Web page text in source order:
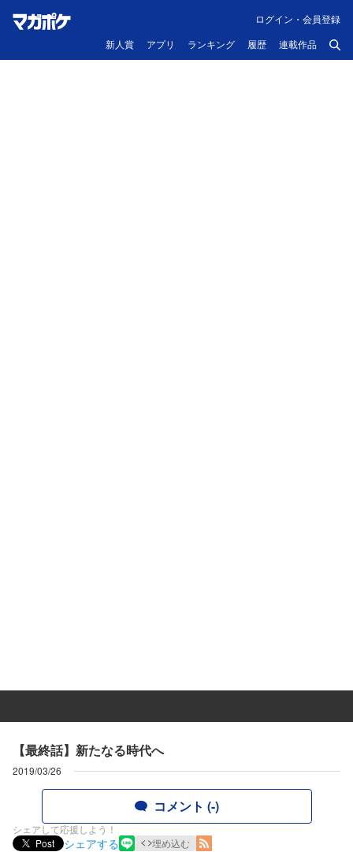
新人賞 アプリ ランキング 履歴 連載作品
ログイン・会員登録
【最終話】新たなる時代へ
2019/03/26
コメント (-)
シェアして応援しよう！
Post
シェアする 埋め込む